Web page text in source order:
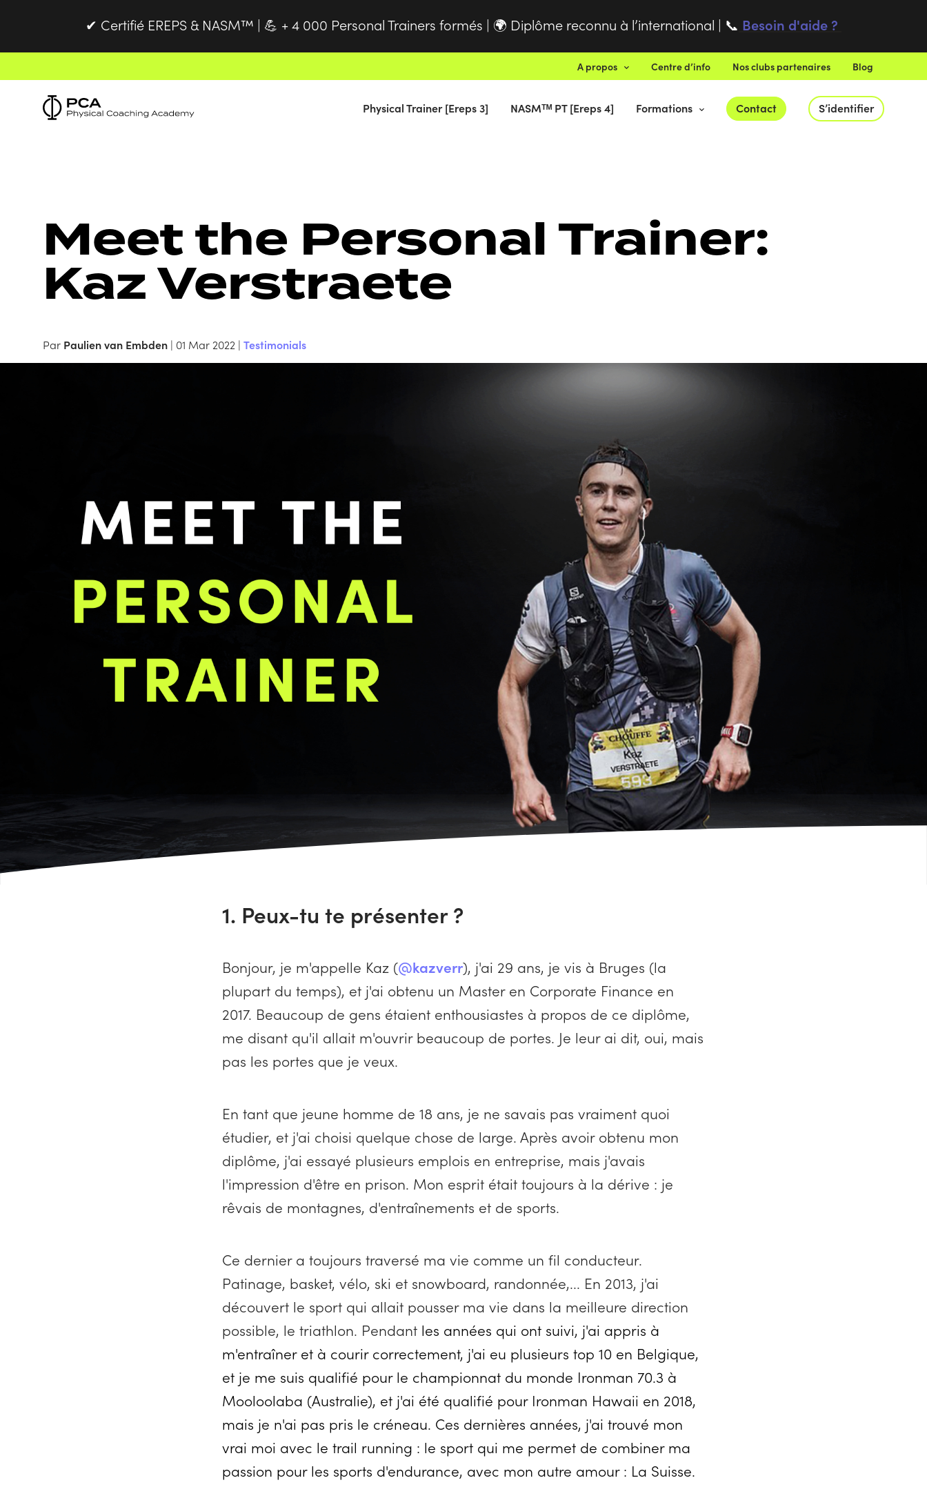
✔ Certifié EREPS & NASM™ | 💪 + 4 000 Personal Trainers formés | 🌍 Diplôme reconnu à l’international | 📞 Besoin d'aide ?
A propos Centre d’info Nos clubs partenaires Blog
Physical Trainer [Ereps 3] NASMᵀᴹ PT [Ereps 4] Formations Contact S’identifier
Meet the Personal Trainer:
Kaz Verstraete
Par Paulien van Embden | 01 Mar 2022 | Testimonials
1. Peux-tu te présenter ?
Bonjour, je m'appelle Kaz (@kazverr), j'ai 29 ans, je vis à Bruges (la
plupart du temps), et j'ai obtenu un Master en Corporate Finance en
2017. Beaucoup de gens étaient enthousiastes à propos de ce diplôme,
me disant qu'il allait m'ouvrir beaucoup de portes. Je leur ai dit, oui, mais
pas les portes que je veux.
En tant que jeune homme de 18 ans, je ne savais pas vraiment quoi
étudier, et j'ai choisi quelque chose de large. Après avoir obtenu mon
diplôme, j'ai essayé plusieurs emplois en entreprise, mais j'avais
l'impression d'être en prison. Mon esprit était toujours à la dérive : je
rêvais de montagnes, d'entraînements et de sports.
Ce dernier a toujours traversé ma vie comme un fil conducteur.
Patinage, basket, vélo, ski et snowboard, randonnée,... En 2013, j'ai
découvert le sport qui allait pousser ma vie dans la meilleure direction
possible, le triathlon. Pendant les années qui ont suivi, j'ai appris à
m'entraîner et à courir correctement, j'ai eu plusieurs top 10 en Belgique,
et je me suis qualifié pour le championnat du monde Ironman 70.3 à
Mooloolaba (Australie), et j'ai été qualifié pour Ironman Hawaii en 2018,
mais je n'ai pas pris le créneau. Ces dernières années, j'ai trouvé mon
vrai moi avec le trail running : le sport qui me permet de combiner ma
passion pour les sports d'endurance, avec mon autre amour : La Suisse.